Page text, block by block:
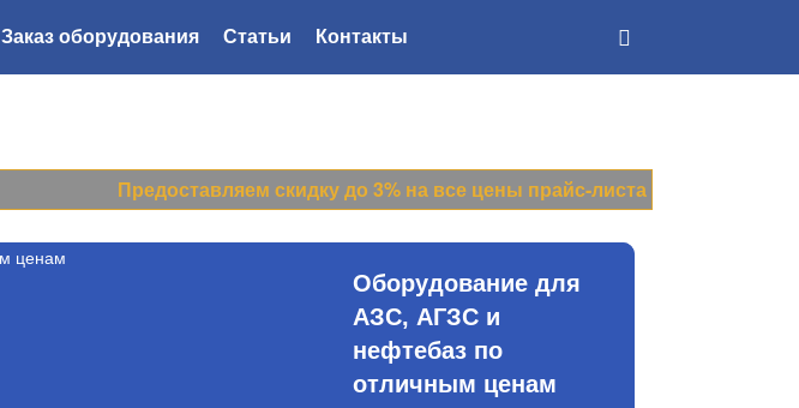
Заказ оборудования Статьи Контакты
Предоставляем скидку до 3% на все цены прайс-листа
Оборудование для
АЗС, АГЗС и
нефтебаз по
отличным ценам